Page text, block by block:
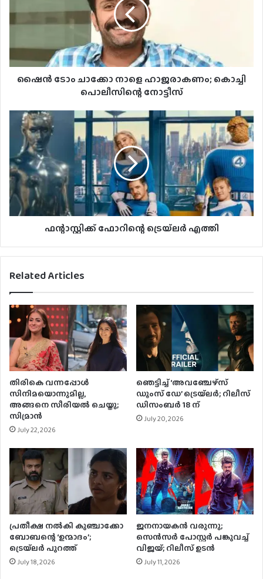
ഷൈന്‍ ടോം ചാക്കോ നാളെ ഹാജരാകണം; കൊച്ചി
പൊലീസിന്റെ നോട്ടീസ്
ഫന്റാസ്റ്റിക്ക് ഫോറിന്റെ ട്രെയ്‌ലർ എത്തി
Related Articles
തിരികെ വന്നപ്പോൾ
സിനിമയൊന്നുമില്ല,
അങ്ങനെ സീരിയൽ ചെയ്തു;
സിമ്രാൻ
July 22, 2026
ഞെട്ടിച്ച് ‘അവഞ്ചേഴ്‌സ്
ഡൂംസ്‌ ഡേ’ ട്രെയ്‌ലർ; റിലീസ്
ഡിസംബർ 18 ന്
July 20, 2026
പ്രതീക്ഷ നൽകി കുഞ്ചാക്കോ
ബോബന്റെ ‘ഉന്മാദം’;
ട്രെയ്‌ലർ പുറത്ത്
July 18, 2026
ജനനായകന്‍ വരുന്നു;
സെന്‍സര്‍ പോസ്റ്റര്‍ പങ്കുവച്ച്
വിജയ്; റിലീസ് ഉടന്‍
July 11, 2026